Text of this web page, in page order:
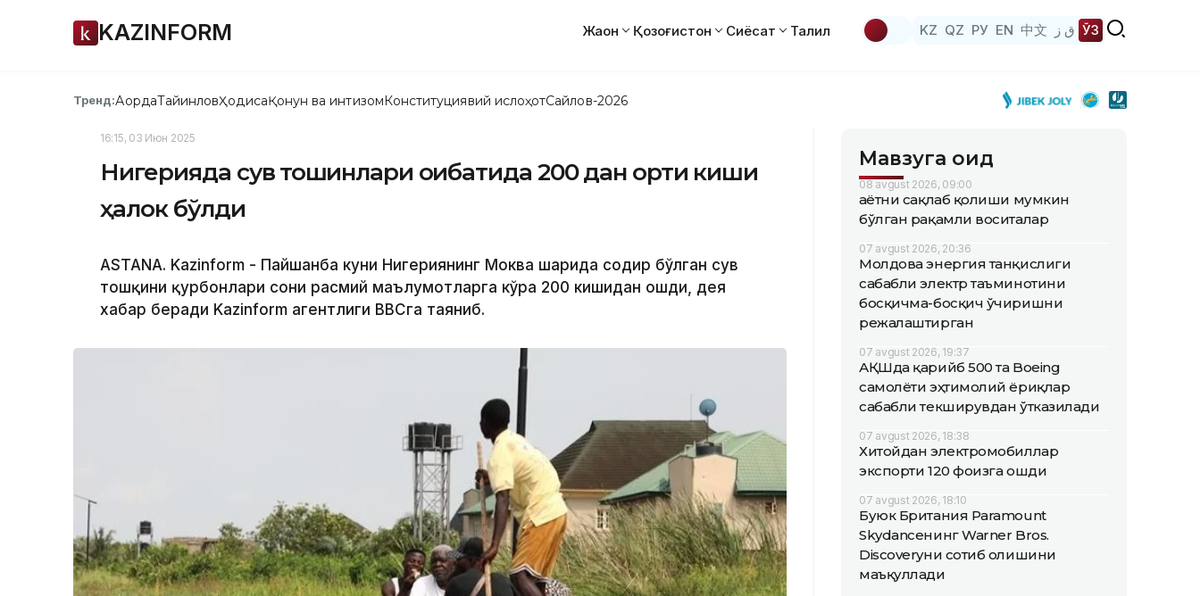
KAZINFORM Жаҳон Қозоғистон Сиёсат Таҳлил KZ QZ РУ EN 中文 ق ز ЎЗ
Тренд:АқордаТайинловҲодисаҚонун ва интизомКонституциявий ислоҳотСайлов-2026
16:15, 03 Июн 2025
Нигерияда сув тошқинлари оқибатида 200 дан ортиқ киши
ҳалок бўлди
ASTANA. Kazinform - Пайшанба куни Нигериянинг Моква шаҳрида содир бўлган сув
тошқини қурбонлари сони расмий маълумотларга кўра 200 кишидан ошди, дея
хабар беради Kazinform агентлиги BBCга таяниб.
Мавзуга оид
08 avgust 2026, 09:00
Ҳаётни сақлаб қолиши мумкин
бўлган рақамли воситалар
07 avgust 2026, 20:36
Молдова энергия танқислиги
сабабли электр таъминотини
босқичма-босқич ўчиришни
режалаштирган
07 avgust 2026, 19:37
АҚШда қарийб 500 та Boeing
самолёти эҳтимолий ёриқлар
сабабли текширувдан ўтказилади
07 avgust 2026, 18:38
Хитойдан электромобиллар
экспорти 120 фоизга ошди
07 avgust 2026, 18:10
Буюк Британия Paramount
Skydanceнинг Warner Bros.
Discoveryни сотиб олишини
маъқуллади